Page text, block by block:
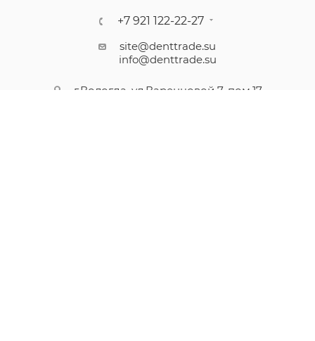
+7 921 122-22-27
site@denttrade.su
info@denttrade.su
г.Вологда, ул.Варенцовой 7, пом.17